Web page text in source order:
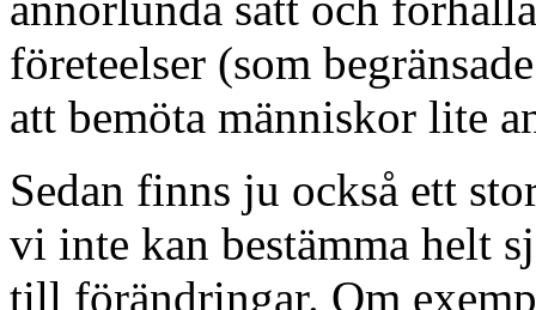
företeelser (som
att bemöta människor lite
Sedan finns ju också ett
vi inte kan bestämma helt
till förändringar. Om